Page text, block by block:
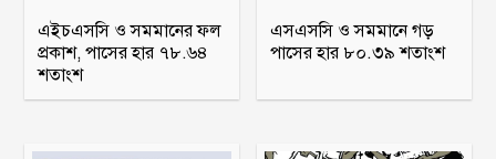
এইচএসসি ও সমমানের ফল
প্রকাশ, পাসের হার ৭৮.৬৪
শতাংশ
এসএসসি ও সমমানে গড়
পাসের হার ৮০.৩৯ শতাংশ